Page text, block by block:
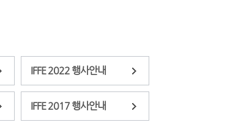
IFFE 2022 행사안내
IFFE 2017 행사안내